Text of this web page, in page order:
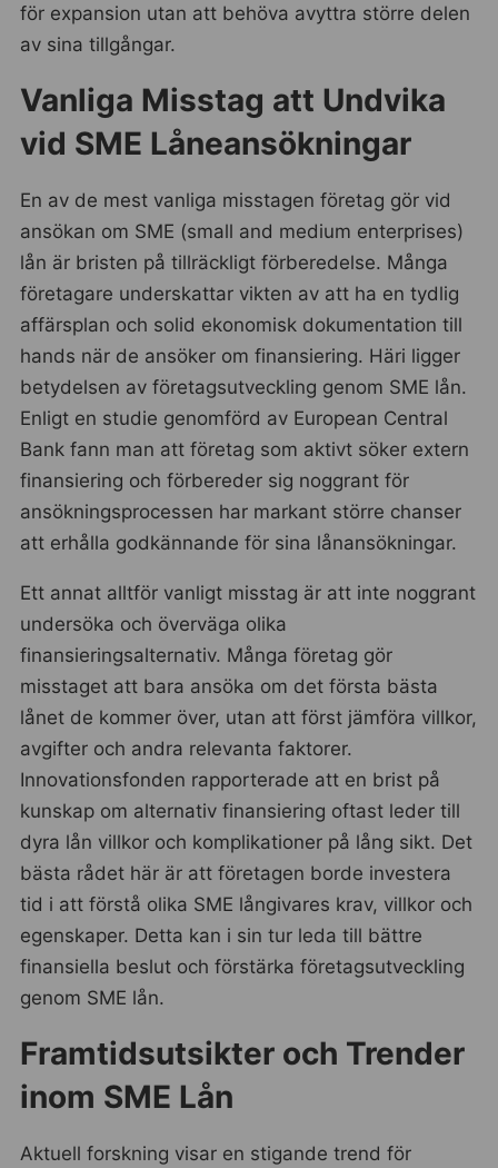
för expansion utan att behöva avyttra större delen
av sina tillgångar.
Vanliga Misstag att Undvika
vid SME Låneansökningar
En av de mest vanliga misstagen företag gör vid
ansökan om SME (small and medium enterprises)
lån är bristen på tillräckligt förberedelse. Många
företagare underskattar vikten av att ha en tydlig
affärsplan och solid ekonomisk dokumentation till
hands när de ansöker om finansiering. Häri ligger
betydelsen av företagsutveckling genom SME lån.
Enligt en studie genomförd av European Central
Bank fann man att företag som aktivt söker extern
finansiering och förbereder sig noggrant för
ansökningsprocessen har markant större chanser
att erhålla godkännande för sina lånansökningar.
Ett annat alltför vanligt misstag är att inte noggrant
undersöka och överväga olika
finansieringsalternativ. Många företag gör
misstaget att bara ansöka om det första bästa
lånet de kommer över, utan att först jämföra villkor,
avgifter och andra relevanta faktorer.
Innovationsfonden rapporterade att en brist på
kunskap om alternativ finansiering oftast leder till
dyra lån villkor och komplikationer på lång sikt. Det
bästa rådet här är att företagen borde investera
tid i att förstå olika SME långivares krav, villkor och
egenskaper. Detta kan i sin tur leda till bättre
finansiella beslut och förstärka företagsutveckling
genom SME lån.
Framtidsutsikter och Trender
inom SME Lån
Aktuell forskning visar en stigande trend för